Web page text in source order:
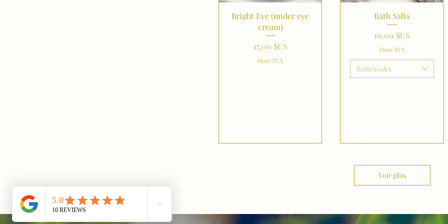
Aperçu rapide
Bright Eye (under eye
cream)
Prix
17,00 $US
Hors TVA
Aperçu rapide
Bath Salts
Prix
10,00 $US
Hors TVA
Bath Soaks
Voir plus